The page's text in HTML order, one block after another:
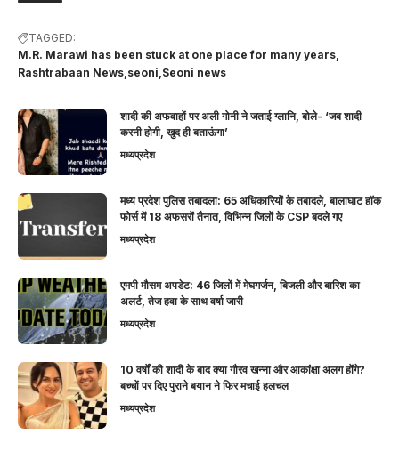
TAGGED:
M.R. Marawi has been stuck at one place for many years
Rashtrabaan News seoni Seoni news
शादी की अफवाहों पर अली गोनी ने जताई ग्लानि, बोले- ‘जब शादी
करनी होगी, खुद ही बताऊंगा’
मध्यप्रदेश
मध्य प्रदेश पुलिस तबादला: 65 अधिकारियों के तबादले, बालाघाट हॉक
फोर्स में 18 अफसरों तैनात, विभिन्न जिलों के CSP बदले गए
मध्यप्रदेश
एमपी मौसम अपडेट: 46 जिलों में मेघगर्जन, बिजली और बारिश का
अलर्ट, तेज हवा के साथ वर्षा जारी
मध्यप्रदेश
10 वर्षों की शादी के बाद क्या गौरव खन्ना और आकांक्षा अलग होंगे?
बच्चों पर दिए पुराने बयान ने फिर मचाई हलचल
मध्यप्रदेश